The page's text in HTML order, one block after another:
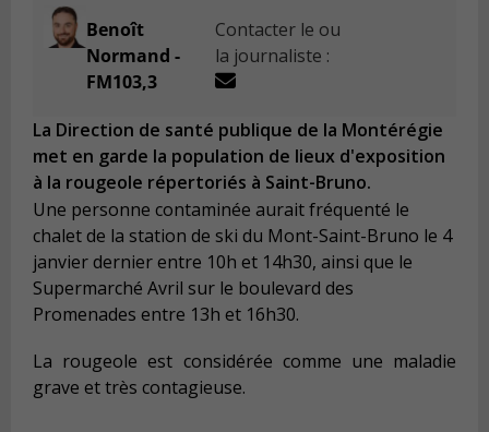
Benoît
Normand -
FM103,3
Contacter le ou
la journaliste :
La Direction de santé publique de la Montérégie
met en garde la population de lieux d'exposition
à la rougeole répertoriés à Saint-Bruno.
Une personne contaminée aurait fréquenté le
chalet de la station de ski du Mont-Saint-Bruno le 4
janvier dernier entre 10h et 14h30, ainsi que le
Supermarché Avril sur le boulevard des
Promenades entre 13h et 16h30.
La rougeole est considérée comme une maladie
grave et très contagieuse.